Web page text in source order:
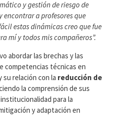
y gestión de riesgo de
encontrar a profesores que
estas dinámicas creo que fue
mí y todos mis compañeros”.
abordar las brechas y las
competencias técnicas en
su relación con la reducción de
la comprensión de sus
para la
y adaptación en